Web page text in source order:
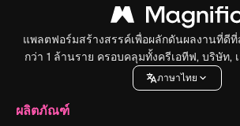
แพลตฟอร์มสร้างสรรค์เพื่อผลักดันผลงานที่ดี
กว่า 1 ล้านราย ครอบคลุมทั้งครีเอทีฟ, บริษัท,
ภาษาไทย
ผลิตภัณฑ์